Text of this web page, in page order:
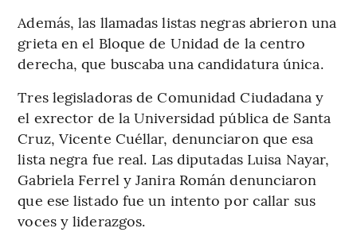
Además, las llamadas listas negras abrieron una
grieta en el Bloque de Unidad de la centro
derecha, que buscaba una candidatura única.
Tres legisladoras de Comunidad Ciudadana y
el exrector de la Universidad pública de Santa
Cruz, Vicente Cuéllar, denunciaron que esa
lista negra fue real. Las diputadas Luisa Nayar,
Gabriela Ferrel y Janira Román denunciaron
que ese listado fue un intento por callar sus
voces y liderazgos.